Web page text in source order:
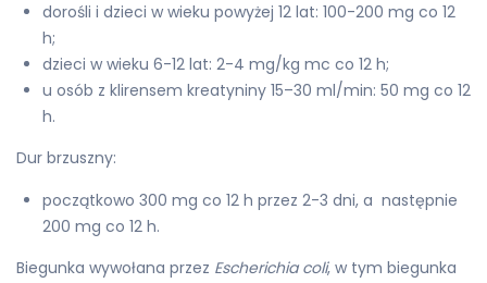
dorośli i dzieci w wieku powyżej 12 lat: 100-200 mg co 12
h;
dzieci w wieku 6-12 lat: 2-4 mg/kg mc co 12 h;
u osób z klirensem kreatyniny 15–30 ml/min: 50 mg co 12
h.
Dur brzuszny:
początkowo 300 mg co 12 h przez 2-3 dni, a następnie
200 mg co 12 h.
Biegunka wywołana przez Escherichia coli, w tym biegunka